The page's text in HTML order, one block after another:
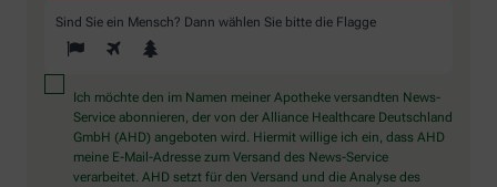
Sind Sie ein Mensch? Dann wählen Sie bitte die Flagge
Ich möchte den im Namen meiner Apotheke versandten News-
Service abonnieren, der von der Alliance Healthcare Deutschland
GmbH (AHD) angeboten wird. Hiermit willige ich ein, dass AHD
meine E-Mail-Adresse zum Versand des News-Service
verarbeitet. AHD setzt für den Versand und die Analyse des